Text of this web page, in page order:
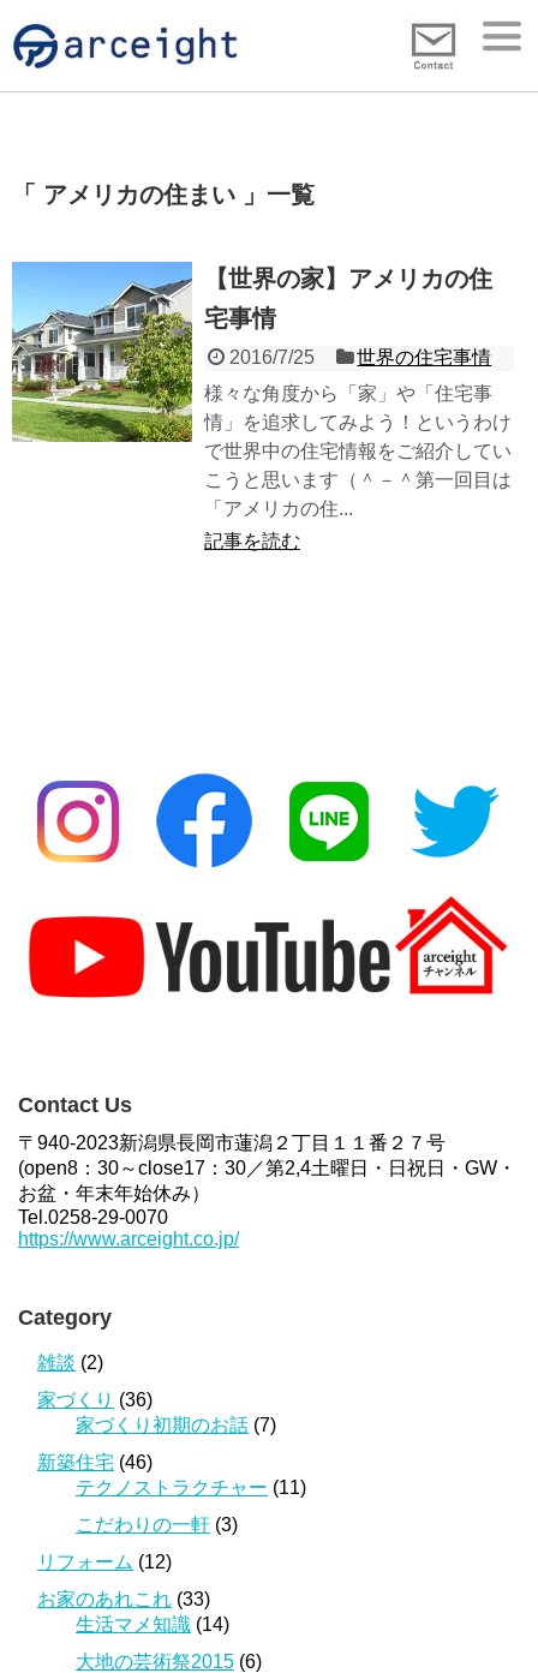
アメリカの住まい 一覧
【世界の家】アメリカの住
宅事情
2016/7/25
世界の住宅事情
様々な角度から「家」や「住宅事
情」を追求してみよう！というわけ
で世界中の住宅情報をご紹介してい
こうと思います（＾－＾第一回目は
「アメリカの住...
記事を読む
Contact Us
〒940-2023新潟県長岡市蓮潟２丁目１１番２７号
(open8：30～close17：30／第2,4土曜日・日祝日・GW・
お盆・年末年始休み）
Tel.0258-29-0070
https://www.arceight.co.jp/
Category
雑談 (2)
家づくり (36)
家づくり初期のお話 (7)
新築住宅 (46)
テクノストラクチャー (11)
こだわりの一軒 (3)
リフォーム (12)
お家のあれこれ (33)
生活マメ知識 (14)
大地の芸術祭2015 (6)